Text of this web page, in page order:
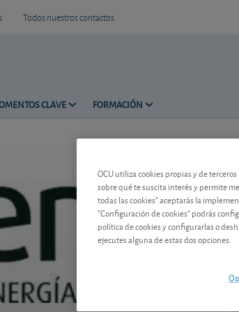
Todos nuestros contactos
CLAVE FORMACIÓN
OCU utiliza cookies propias y de
sobre qué te suscita interés y permite
todas las cookies" aceptarás la
"Configuración de cookies" podrás
política de cookies y configurarlas o
ejecutes alguna de estas dos opciones.